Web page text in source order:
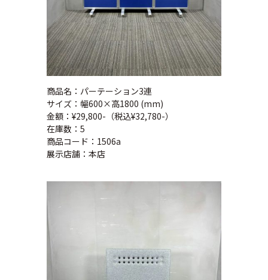
商品名：パーテーション3連
サイズ：幅600×高1800 (mm)
金額：¥29,800-（税込¥32,780-）
在庫数：5
商品コード：1506a
展示店舗：本店